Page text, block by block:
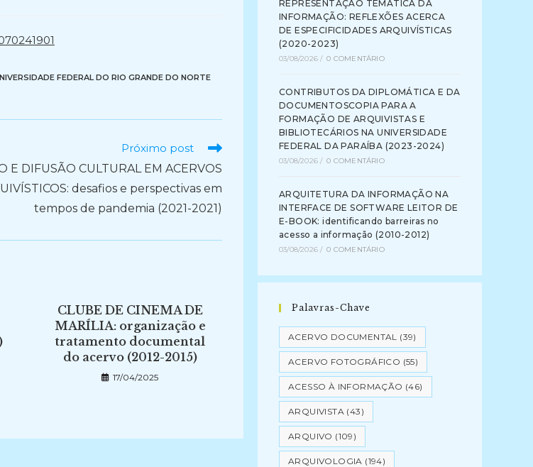
FEDERAL DO RIO GRANDE DO NORTE
Próximo post
E DIFUSÃO CULTURAL EM ACERVOS
desafios e perspectivas em
tempos de pandemia (2021-2021)
CLUBE DE CINEMA DE
MARÍLIA: organização e
tratamento documental
do acervo (2012-2015)
17/04/2025
REPRESENTAÇÃO TEMÁTICA DA
INFORMAÇÃO: REFLEXÕES ACERCA
DE ESPECIFICIDADES ARQUIVÍSTICAS
(2020-2023)
03/08/2026 / 0 COMENTÁRIO
CONTRIBUTOS DA DIPLOMÁTICA E DA
DOCUMENTOSCOPIA PARA A
FORMAÇÃO DE ARQUIVISTAS E
BIBLIOTECÁRIOS NA UNIVERSIDADE
FEDERAL DA PARAÍBA (2023-2024)
03/08/2026 / 0 COMENTÁRIO
ARQUITETURA DA INFORMAÇÃO NA
INTERFACE DE SOFTWARE LEITOR DE
E-BOOK: identificando barreiras no
acesso a informação (2010-2012)
03/08/2026 / 0 COMENTÁRIO
Palavras-Chave
ACERVO DOCUMENTAL (39)
ACERVO FOTOGRÁFICO (55)
ACESSO À INFORMAÇÃO (46)
ARQUIVISTA (43)
ARQUIVO (109)
ARQUIVOLOGIA (194)